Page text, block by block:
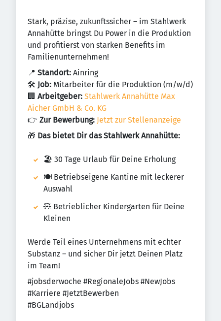
Stark, präzise, zukunftssicher – im Stahlwerk
Annahütte bringst Du Power in die Produktion
und profitierst von starken Benefits im
Familienunternehmen!
📍 Standort: Ainring
🛠️ Job: Mitarbeiter für die Produktion (m/w/d)
🏢 Arbeitgeber: Stahlwerk Annahütte Max
Aicher GmbH & Co. KG
👉 Zur Bewerbung: Jetzt zur Stellenanzeige
🎁 Das bietet Dir das Stahlwerk Annahütte:
🏖️ 30 Tage Urlaub für Deine Erholung
🍽️ Betriebseigene Kantine mit leckerer
Auswahl
🧸 Betrieblicher Kindergarten für Deine
Kleinen
Werde Teil eines Unternehmens mit echter
Substanz – und sicher Dir jetzt Deinen Platz
im Team!
#jobsderwoche #RegionaleJobs #NewJobs
#Karriere #JetztBewerben
#BGLandjobs